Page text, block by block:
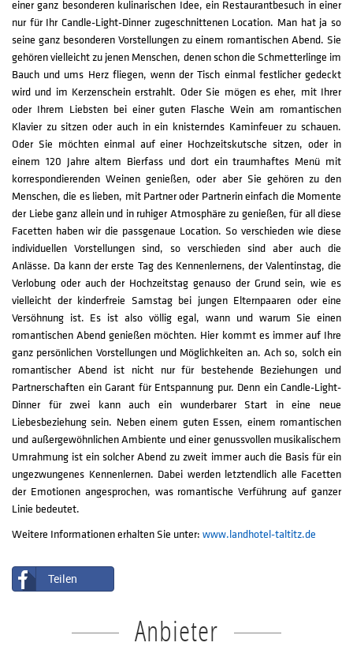
einer ganz besonderen kulinarischen Idee, ein Restaurantbesuch in einer
nur für Ihr Candle-Light-Dinner zugeschnittenen Location. Man hat ja so
seine ganz besonderen Vorstellungen zu einem romantischen Abend. Sie
gehören vielleicht zu jenen Menschen, denen schon die Schmetterlinge im
Bauch und ums Herz fliegen, wenn der Tisch einmal festlicher gedeckt
wird und im Kerzenschein erstrahlt. Oder Sie mögen es eher, mit Ihrer
oder Ihrem Liebsten bei einer guten Flasche Wein am romantischen
Klavier zu sitzen oder auch in ein knisterndes Kaminfeuer zu schauen.
Oder Sie möchten einmal auf einer Hochzeitskutsche sitzen, oder in
einem 120 Jahre altem Bierfass und dort ein traumhaftes Menü mit
korrespondierenden Weinen genießen, oder aber Sie gehören zu den
Menschen, die es lieben, mit Partner oder Partnerin einfach die Momente
der Liebe ganz allein und in ruhiger Atmosphäre zu genießen, für all diese
Facetten haben wir die passgenaue Location. So verschieden wie diese
individuellen Vorstellungen sind, so verschieden sind aber auch die
Anlässe. Da kann der erste Tag des Kennenlernens, der Valentinstag, die
Verlobung oder auch der Hochzeitstag genauso der Grund sein, wie es
vielleicht der kinderfreie Samstag bei jungen Elternpaaren oder eine
Versöhnung ist. Es ist also völlig egal, wann und warum Sie einen
romantischen Abend genießen möchten. Hier kommt es immer auf Ihre
ganz persönlichen Vorstellungen und Möglichkeiten an. Ach so, solch ein
romantischer Abend ist nicht nur für bestehende Beziehungen und
Partnerschaften ein Garant für Entspannung pur. Denn ein Candle-Light-
Dinner für zwei kann auch ein wunderbarer Start in eine neue
Liebesbeziehung sein. Neben einem guten Essen, einem romantischen
und außergewöhnlichen Ambiente und einer genussvollen musikalischem
Umrahmung ist ein solcher Abend zu zweit immer auch die Basis für ein
ungezwungenes Kennenlernen. Dabei werden letztendlich alle Facetten
der Emotionen angesprochen, was romantische Verführung auf ganzer
Linie bedeutet.
Weitere Informationen erhalten Sie unter: www.landhotel-taltitz.de
Teilen
Anbieter